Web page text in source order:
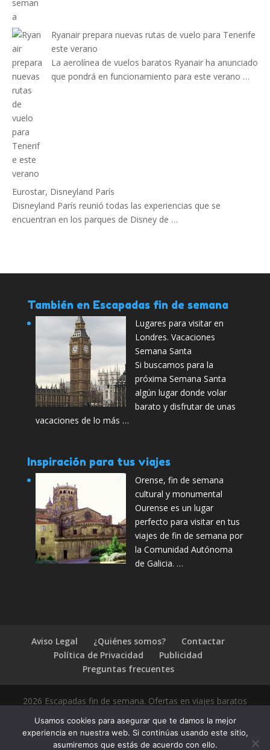
Ryanair prepara nuevas rutas de vuelo para Tenerife
este verano
La aerolínea de vuelos baratos Ryanair ha anunciado
que pondrá en funcionamiento para este verano …
Eurostar, Disneyland París
Disneyland París reunió todas las experiencias que se
encuentran en los parques de Disney de …
También en Escapadas fin de semana
Lugares para visitar en
Londres. Vacaciones
Semana Santa
Si buscamos para la
próxima Semana Santa
algún lugar donde volar
barato y disfrutar de unas
vacaciones de lo más …
Inspiración para tus viajes
Orense, fin de semana
cultural y monumental
Ourense es un lugar
perfecto para visitar en tus
viajes de fin de semana por
la Comunidad Autónoma
de Galicia. …
Aviso Legal ¿Quiénes somos?
Contactar
Política de Privacidad
Publicidad
Preguntas frecuentes
2026 Escapadas fin de semana. Ofertas en viajes baratos
Usamos cookies para asegurar que te damos la mejor
experiencia en nuestra web. Si continúas usando este sitio,
asumiremos que estás de acuerdo con ello.